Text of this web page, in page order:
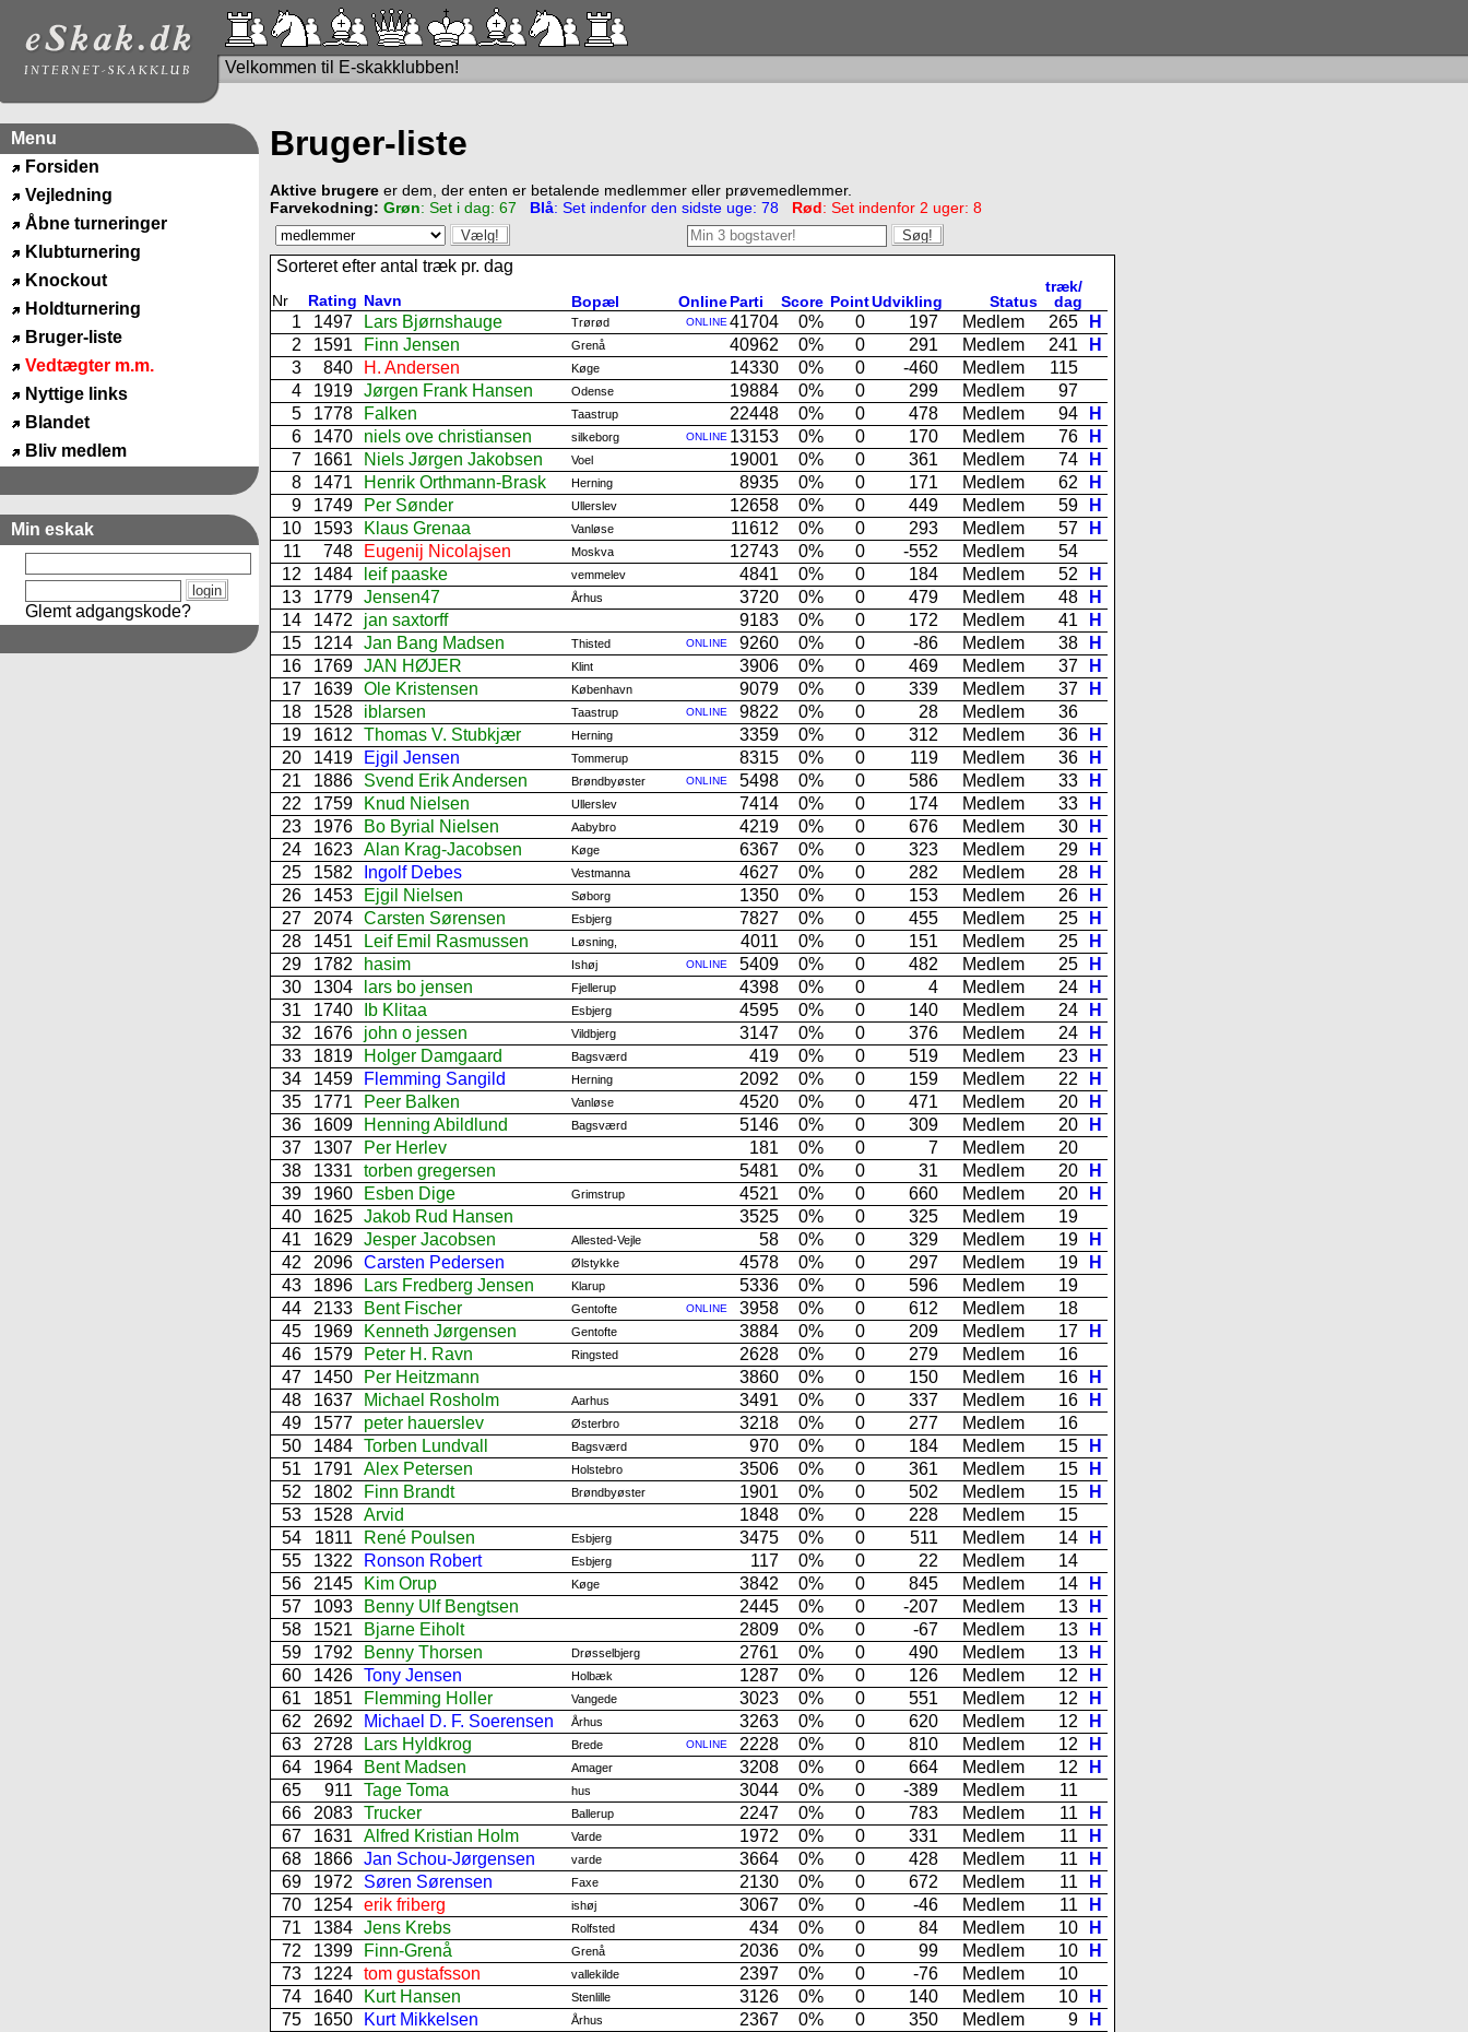
Velkommen til E-skakklubben!
Menu
Forsiden
Vejledning
Åbne turneringer
Klubturnering
Knockout
Holdturnering
Bruger-liste
Vedtægter m.m.
Nyttige links
Blandet
Bliv medlem
Min eskak
Glemt adgangskode?
Bruger-liste
Aktive brugere er dem, der enten er betalende medlemmer eller prøvemedlemmer.
Farvekodning: Grøn: Set i dag: 67 Blå: Set indenfor den sidste uge: 78 Rød: Set indenfor 2 uger: 8
Sorteret efter antal træk pr. dag
Nr Rating Navn Bopæl OnlineParti Score PointUdvikling Status
træk/
dag
1 1497 Lars Bjørnshauge Trørød ONLINE 41704 0% 0 197 Medlem 265
H
2
1591 Finn Jensen Grenå 40962 0% 0 291 Medlem 241
H
3
840 H. Andersen Køge 14330 0% 0 -460 Medlem
115
4
1919 Jørgen Frank Hansen Odense 19884 0% 0 299 Medlem
97
5
1778 Falken Taastrup 22448 0% 0 478 Medlem 94
H
6
1470 niels ove christiansen silkeborg ONLINE 13153 0% 0 170 Medlem 76
H
7
1661 Niels Jørgen Jakobsen Voel 19001 0% 0 361 Medlem 74
H
8
1471 Henrik Orthmann-Brask Herning 8935 0% 0 171 Medlem 62
H
9
1749 Per Sønder Ullerslev 12658 0% 0 449 Medlem 59
H
10
1593 Klaus Grenaa Vanløse 11612 0% 0 293 Medlem 57
H
11
748 Eugenij Nicolajsen Moskva 12743 0% 0 -552 Medlem
54
12
1484 leif paaske vemmelev 4841 0% 0 184 Medlem 52
H
13
1779 Jensen47 Århus 3720 0% 0 479 Medlem 48
H
14
1472 jan saxtorff 9183 0% 0 172 Medlem 41
H
15
1214 Jan Bang Madsen Thisted ONLINE 9260 0% 0 -86 Medlem 38
H
16
1769 JAN HØJER Klint 3906 0% 0 469 Medlem 37
H
17
1639 Ole Kristensen København 9079 0% 0 339 Medlem 37
H
18
1528 iblarsen Taastrup ONLINE 9822 0% 0 28 Medlem
36
19
1612 Thomas V. Stubkjær Herning 3359 0% 0 312 Medlem 36
H
20
1419 Ejgil Jensen Tommerup 8315 0% 0 119 Medlem 36
H
21
1886 Svend Erik Andersen Brøndbyøster ONLINE 5498 0% 0 586 Medlem 33
H
22
1759 Knud Nielsen Ullerslev 7414 0% 0 174 Medlem 33
H
23
1976 Bo Byrial Nielsen Aabybro 4219 0% 0 676 Medlem 30
H
24
1623 Alan Krag-Jacobsen Køge 6367 0% 0 323 Medlem 29
H
25
1582 Ingolf Debes Vestmanna 4627 0% 0 282 Medlem 28
H
26
1453 Ejgil Nielsen Søborg 1350 0% 0 153 Medlem 26
H
27
2074 Carsten Sørensen Esbjerg 7827 0% 0 455 Medlem 25
H
28
1451 Leif Emil Rasmussen Løsning, 4011 0% 0 151 Medlem 25
H
29
1782 hasim Ishøj ONLINE 5409 0% 0 482 Medlem 25
H
30
1304 lars bo jensen Fjellerup 4398 0% 0 4 Medlem 24
H
31
1740 Ib Klitaa Esbjerg 4595 0% 0 140 Medlem 24
H
32
1676 john o jessen Vildbjerg 3147 0% 0 376 Medlem 24
H
33
1819 Holger Damgaard Bagsværd 419 0% 0 519 Medlem 23
H
34
1459 Flemming Sangild Herning 2092 0% 0 159 Medlem 22
H
35
1771 Peer Balken Vanløse 4520 0% 0 471 Medlem 20
H
36
1609 Henning Abildlund Bagsværd 5146 0% 0 309 Medlem 20
H
37
1307 Per Herlev 181 0% 0 7 Medlem
20
38
1331 torben gregersen 5481 0% 0 31 Medlem 20
H
39
1960 Esben Dige Grimstrup 4521 0% 0 660 Medlem 20
H
40
1625 Jakob Rud Hansen 3525 0% 0 325 Medlem
19
41
1629 Jesper Jacobsen Allested-Vejle 58 0% 0 329 Medlem 19
H
42
2096 Carsten Pedersen Ølstykke 4578 0% 0 297 Medlem 19
H
43
1896 Lars Fredberg Jensen Klarup 5336 0% 0 596 Medlem
19
44
2133 Bent Fischer Gentofte ONLINE 3958 0% 0 612 Medlem
18
45
1969 Kenneth Jørgensen Gentofte 3884 0% 0 209 Medlem 17
H
46
1579 Peter H. Ravn Ringsted 2628 0% 0 279 Medlem
16
47
1450 Per Heitzmann 3860 0% 0 150 Medlem 16
H
48
1637 Michael Rosholm Aarhus 3491 0% 0 337 Medlem 16
H
49
1577 peter hauerslev Østerbro 3218 0% 0 277 Medlem
16
50
1484 Torben Lundvall Bagsværd 970 0% 0 184 Medlem 15
H
51
1791 Alex Petersen Holstebro 3506 0% 0 361 Medlem 15
H
52
1802 Finn Brandt Brøndbyøster 1901 0% 0 502 Medlem 15
H
53
1528 Arvid 1848 0% 0 228 Medlem
15
54
1811 René Poulsen Esbjerg 3475 0% 0 511 Medlem 14
H
55
1322 Ronson Robert Esbjerg 117 0% 0 22 Medlem
14
56
2145 Kim Orup Køge 3842 0% 0 845 Medlem 14
H
57
1093 Benny Ulf Bengtsen 2445 0% 0 -207 Medlem 13
H
58
1521 Bjarne Eiholt 2809 0% 0 -67 Medlem 13
H
59
1792 Benny Thorsen Drøsselbjerg 2761 0% 0 490 Medlem 13
H
60
1426 Tony Jensen Holbæk 1287 0% 0 126 Medlem 12
H
61
1851 Flemming Holler Vangede 3023 0% 0 551 Medlem 12
H
62
2692 Michael D. F. Soerensen Århus 3263 0% 0 620 Medlem 12
H
63
2728 Lars Hyldkrog Brede ONLINE 2228 0% 0 810 Medlem 12
H
64
1964 Bent Madsen Amager 3208 0% 0 664 Medlem 12
H
65
911 Tage Toma hus 3044 0% 0 -389 Medlem
11
66
2083 Trucker Ballerup 2247 0% 0 783 Medlem 11
H
67
1631 Alfred Kristian Holm Varde 1972 0% 0 331 Medlem 11
H
68
1866 Jan Schou-Jørgensen varde 3664 0% 0 428 Medlem 11
H
69
1972 Søren Sørensen Faxe 2130 0% 0 672 Medlem 11
H
70
1254 erik friberg ishøj 3067 0% 0 -46 Medlem 11
H
71
1384 Jens Krebs Rolfsted 434 0% 0 84 Medlem 10
H
72
1399 Finn-Grenå Grenå 2036 0% 0 99 Medlem 10
H
73
1224 tom gustafsson vallekilde 2397 0% 0 -76 Medlem
10
74
1640 Kurt Hansen Stenlille 3126 0% 0 140 Medlem 10
H
75
1650 Kurt Mikkelsen Århus 2367 0% 0 350 Medlem 9
H